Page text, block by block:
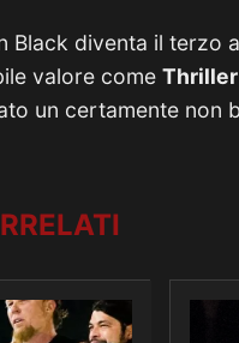
Black diventa il terzo
valore come
un certamente non